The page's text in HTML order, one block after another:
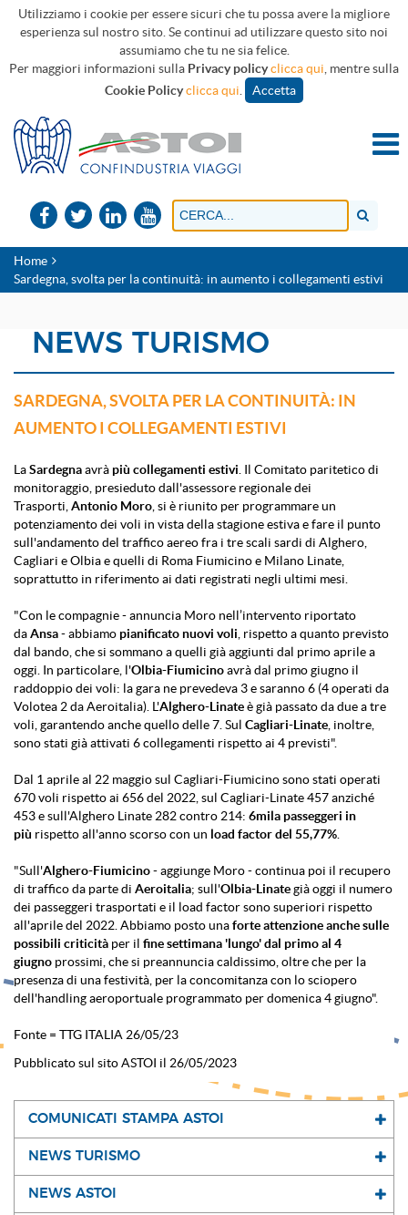
Utilizziamo i cookie per essere sicuri che tu possa avere la migliore
esperienza sul nostro sito. Se continui ad utilizzare questo sito noi
assumiamo che tu ne sia felice.
Per maggiori informazioni sulla Privacy policyclicca qui , mentre sulla
Cookie Policyclicca qui Accetta
Home
Sardegna, svolta per la continuità: in aumento i collegamenti estivi
NEWS TURISMO
SARDEGNA, SVOLTA PER LA CONTINUITÀ: IN
AUMENTO I COLLEGAMENTI ESTIVI
LaSardegnaavrà più collegamenti estivi . Il Comitato paritetico di
monitoraggio, presieduto dall'assessore regionale dei
Trasporti, Antonio Moro , si è riunito per programmare un
potenziamento dei voli in vista della stagione estiva e fare il punto
sull'andamento del traffico aereo fra i tre scali sardi di Alghero,
Cagliari e Olbia e quelli di Roma Fiumicino e Milano Linate,
soprattutto in riferimento ai dati registrati negli ultimi mesi.
"Con le compagnie - annuncia Moro nell’intervento riportato
daAnsa- abbiamo pianificato nuovi voli , rispetto a quanto previsto
dal bando, che si sommano a quelli già aggiunti dal primo aprile a
oggi. In particolare, l'Olbia-Fiumicinoavrà dal primo giugno il
raddoppio dei voli: la gara ne prevedeva 3 e saranno 6 (4 operati da
Volotea 2 da Aeroitalia). L'Alghero-Linateè già passato da due a tre
voli, garantendo anche quello delle 7. Sul Cagliari-Linate , inoltre,
sono stati già attivati 6 collegamenti rispetto ai 4 previsti".
Dal 1 aprile al 22 maggio sul Cagliari-Fiumicino sono stati operati
670 voli rispetto ai 656 del 2022, sul Cagliari-Linate 457 anziché
453 e sull'Alghero Linate 282 contro 214: 6mila passeggeri in
più rispetto all'anno scorso con un load factor del 55,77%
"Sull'Alghero-Fiumicino- aggiunge Moro - continua poi il recupero
di traffico da parte di Aeroitalia; sull'Olbia-Linategià oggi il numero
dei passeggeri trasportati e il load factor sono superiori rispetto
all'aprile del 2022. Abbiamo posto unaforte attenzione anche sulle
possibili criticità per il fine settimana 'lungo' dal primo al 4
giugno prossimi, che si preannuncia caldissimo, oltre che per la
presenza di una festività, per la concomitanza con lo sciopero
dell'handling aeroportuale programmato per domenica 4 giugno".
Fonte = TTG ITALIA 26/05/23
Pubblicato sul sito ASTOI il 26/05/2023
COMUNICATI STAMPA ASTOI
NEWS TURISMO
NEWS ASTOI